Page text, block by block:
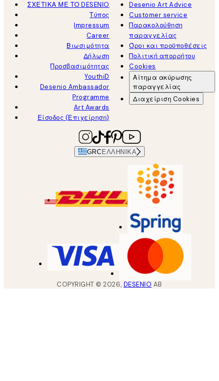
ΣΧΕΤΙΚΑ ΜΕ ΤΟ DESENIO
Τύπος
Impressum
Career
Βιωσιμότητα
Δήλωση
Προσβασιμότητας
YouthiD
Desenio Ambassador
Programme
Art Awards
Είσοδος (Επιχείρηση)
Desenio Art Advice
Customer service
Παρακολούθηση
παραγγελίας
Όροι και προϋποθέσεις
Πολιτική απορρήτου
Cookies
Αίτημα ακύρωσης
παραγγελίας
Διαχείριση Cookies
GRC ΕΛΛΗΝΙΚΆ
COPYRIGHT ©2026, DESENIO AB